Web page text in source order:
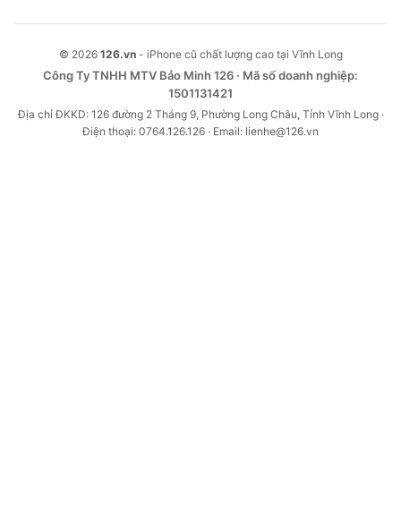
© 2026 126.vn- iPhone cũ chất lượng cao tại Vĩnh Long
Công Ty TNHH MTV Bảo Minh 126 · Mã số doanh nghiệp:
1501131421
Địa chỉ ĐKKD: 126 đường 2 Tháng 9, Phường Long Châu, Tỉnh Vĩnh Long ·
Điện thoại: 0764.126.126 · Email: lienhe@126.vn